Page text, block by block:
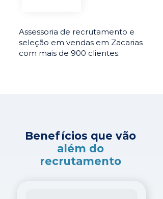
Assessoria de recrutamento e
seleção em vendas em Zacarias
com mais de 900 clientes.
Benefícios que vão
além do
recrutamento